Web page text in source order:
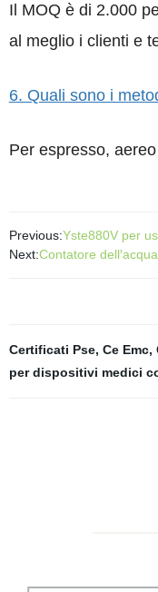
Il MOQ è di 2.000
al meglio i clienti e
6. Quali sono i
Per espresso,
Previous:Yste880V per
Next:Contatore
Certificati Pse, Ce Emc,
per dispositivi medici